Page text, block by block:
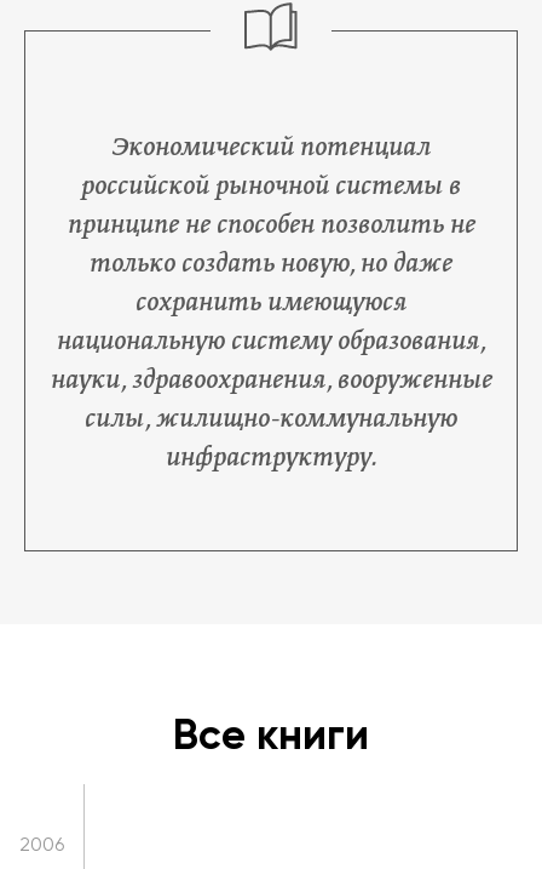
Экономический потенциал
российской рыночной системы в
принципе не способен позволить не
только создать новую, но даже
сохранить имеющуюся
национальную систему образования,
науки, здравоохранения, вооруженные
силы, жилищно-коммунальную
инфраструктуру.
Все книги
2006